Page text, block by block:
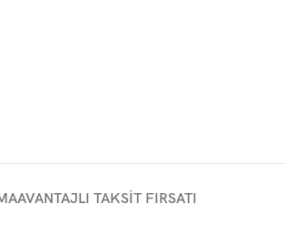
AVANTAJLI TAKSIT FIRSATI